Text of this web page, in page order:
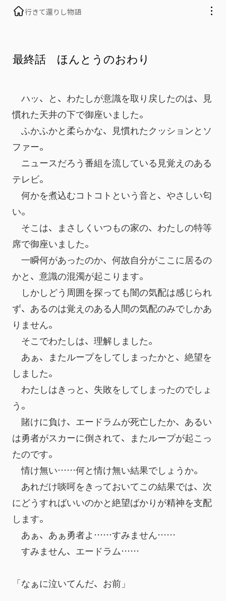
行きて還りし物語
最終話 ほんとうのおわり
ハッ、と、わたしが意識を取り戻したのは、見
慣れた天井の下で御座いました。
ふかふかと柔らかな、見慣れたクッションとソ
ファー。
ニュースだろう番組を流している見覚えのある
テレビ。
何かを煮込むコトコトという音と、やさしい匂
い。
そこは、まさしくいつもの家の、わたしの特等
席で御座いました。
一瞬何があったのか、何故自分がここに居るの
かと、意識の混濁が起こります。
しかしどう周囲を探っても闇の気配は感じられ
ず、あるのは覚えのある人間の気配のみでしかあ
りません。
そこでわたしは、理解しました。
あぁ、またループをしてしまったかと、絶望を
しました。
わたしはきっと、失敗をしてしまったのでしょ
う。
賭けに負け、エードラムが死亡したか、あるい
は勇者がスカーに倒されて、またループが起こっ
たのです。
情け無い……何と情け無い結果でしょうか。
あれだけ啖呵をきっておいてこの結果では、次
にどうすればいいのかと絶望ばかりが精神を支配
します。
あぁ、あぁ勇者よ……すみません……
すみません、エードラム……
「なぁに泣いてんだ、お前」